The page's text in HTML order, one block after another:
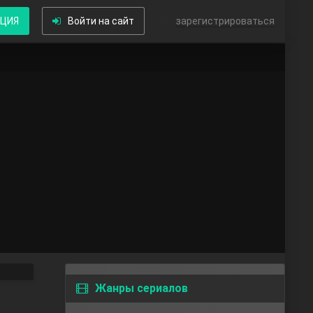
Войти на сайт зарегистрироваться
Жанры сериалов